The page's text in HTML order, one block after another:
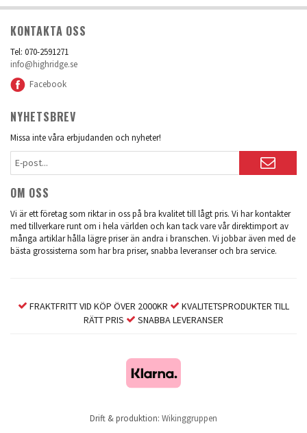
KONTAKTA OSS
Tel: 070-2591271
info@highridge.se
Facebook
NYHETSBREV
Missa inte våra erbjudanden och nyheter!
OM OSS
Vi är ett företag som riktar in oss på bra kvalitet till lågt pris. Vi har kontakter
med tillverkare runt om i hela världen och kan tack vare vår direktimport av
många artiklar hålla lägre priser än andra i branschen. Vi jobbar även med de
bästa grossisterna som har bra priser, snabba leveranser och bra service.
FRAKTFRITT VID KÖP ÖVER 2000KR
KVALITETSPRODUKTER TILL
RÄTT PRIS
SNABBA LEVERANSER
Drift & produktion: Wikinggruppen